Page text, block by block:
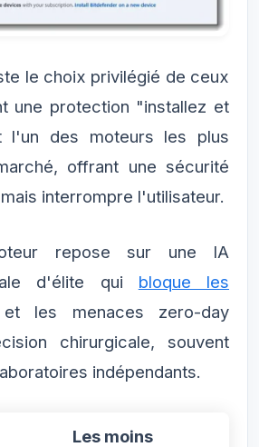
le choix privilégié de ceux
une protection "installez et
l'un des moteurs les plus
offrant une sécurité
interrompre l'utilisateur.
repose sur une IA
d'élite qui bloque les
et les menaces zero-day
chirurgicale, souvent
indépendants.
Les moins